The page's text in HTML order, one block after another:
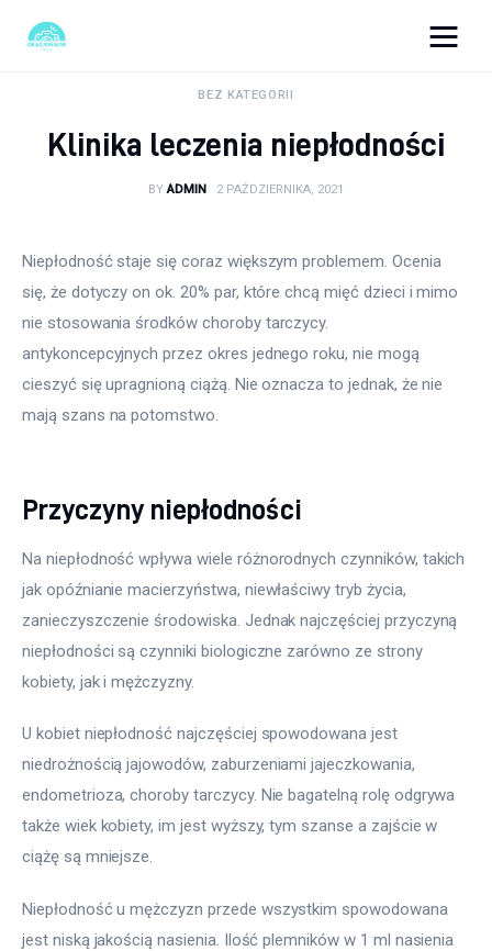
Turystyka
Dom i ogród
Uroda
Zdrowie
Więcej
BEZ KATEGORII
Klinika leczenia niepłodności
BY ADMIN 2 PAŹDZIERNIKA, 2021
Niepłodność staje się coraz większym problemem. Ocenia
się, że dotyczy on ok. 20% par, które chcą mięć dzieci i mimo
nie stosowania środków choroby tarczycy.
antykoncepcyjnych przez okres jednego roku, nie mogą
cieszyć się upragnioną ciążą. Nie oznacza to jednak, że nie
mają szans na potomstwo.
Przyczyny niepłodności
Na niepłodność wpływa wiele różnorodnych czynników, takich
jak opóźnianie macierzyństwa, niewłaściwy tryb życia,
zanieczyszczenie środowiska. Jednak najczęściej przyczyną
niepłodności są czynniki biologiczne zarówno ze strony
kobiety, jak i mężczyzny.
U kobiet niepłodność najczęściej spowodowana jest
niedrożnością jajowodów, zaburzeniami jajeczkowania,
endometrioza, choroby tarczycy. Nie bagatelną rolę odgrywa
także wiek kobiety, im jest wyższy, tym szanse a zajście w
ciążę są mniejsze.
Niepłodność u mężczyzn przede wszystkim spowodowana
jest niską jakością nasienia. Ilość plemników w 1 ml nasienia